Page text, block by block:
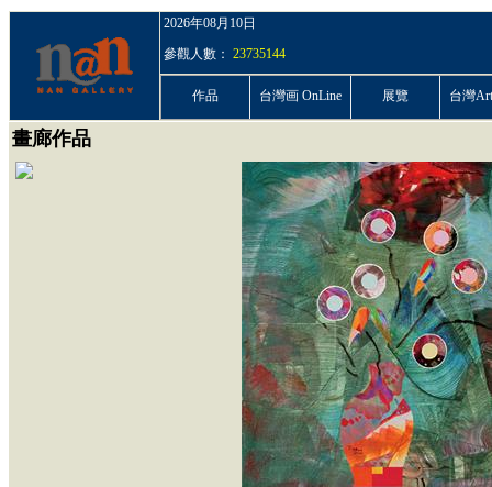
2026年08月10日
參觀人數： 23735144
作品 台灣画 OnLine 展覽 台灣
畫廊作品